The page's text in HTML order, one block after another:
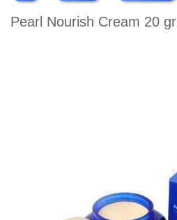
Pearl Nourish Cream 20 gr